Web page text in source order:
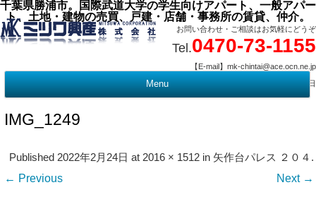
千葉県勝浦市。国際武道大学の学生向けアパート、一般アパー
ト、土地・建物の売買、戸建・店舗・事務所の賃貸、仲介。
お問い合わせ・ご相談はお気軽にどうぞ
Tel.0470-73-1155
【E-mail】mk-chintai@ace.ocn.ne.jp
【営業時間】09:00 ～ 17:15 【定 休 日】水曜・祭日
Menu
IMG_1249
Published2022年2月24日 at2016 × 1512 in 矢作台パレス ２０４ .
← Previous Next →